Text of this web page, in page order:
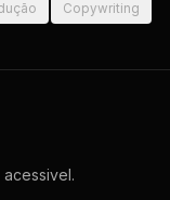
Copywriting